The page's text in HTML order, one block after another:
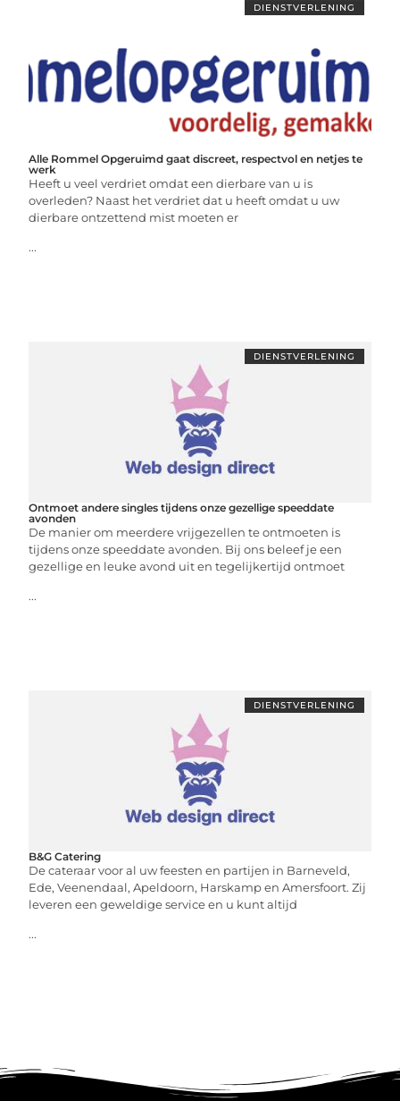
DIENSTVERLENING
Alle Rommel Opgeruimd gaat discreet, respectvol en netjes te
werk
Heeft u veel verdriet omdat een dierbare van u is
overleden? Naast het verdriet dat u heeft omdat u uw
dierbare ontzettend mist moeten er
...
DIENSTVERLENING
Ontmoet andere singles tijdens onze gezellige speeddate
avonden
De manier om meerdere vrijgezellen te ontmoeten is
tijdens onze speeddate avonden. Bij ons beleef je een
gezellige en leuke avond uit en tegelijkertijd ontmoet
...
DIENSTVERLENING
B&G Catering
De cateraar voor al uw feesten en partijen in Barneveld,
Ede, Veenendaal, Apeldoorn, Harskamp en Amersfoort. Zij
leveren een geweldige service en u kunt altijd
...